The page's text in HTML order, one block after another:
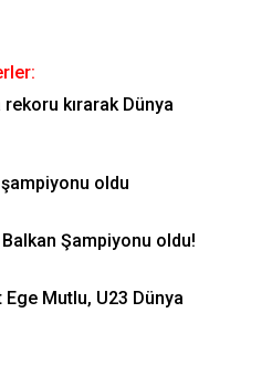
kırarak Dünya
oldu
Şampiyonu oldu!
Mutlu, U23 Dünya